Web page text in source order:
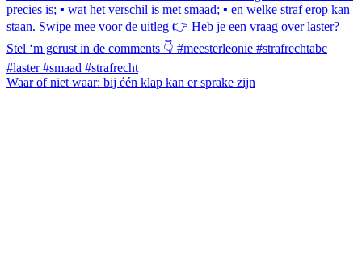
Waar of niet waar: bij één klap kan er sprake zijn